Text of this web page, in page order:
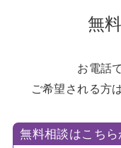
無
お電話
ご希望される方
無料相談はこちら